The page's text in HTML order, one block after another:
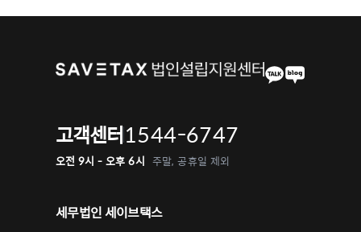
고객센터1544-6747
오전 9시 - 오후 6시 주말, 공휴일 제외
세무법인 세이브택스